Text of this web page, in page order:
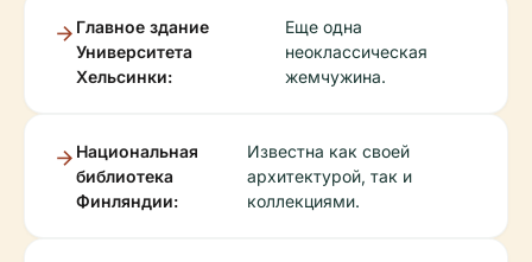
Главное здание
Университета
Хельсинки:
Еще одна
неоклассическая
жемчужина.
Национальная
библиотека
Финляндии:
Известна как своей
архитектурой, так и
коллекциями.